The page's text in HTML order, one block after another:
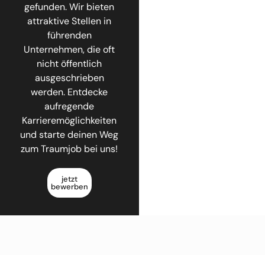
gefunden. Wir bieten
attraktive Stellen in
führenden
Unternehmen, die oft
nicht öffentlich
ausgeschrieben
werden. Entdecke
aufregende
Karrieremöglichkeiten
und starte deinen Weg
zum Traumjob bei uns!
jetzt
bewerben